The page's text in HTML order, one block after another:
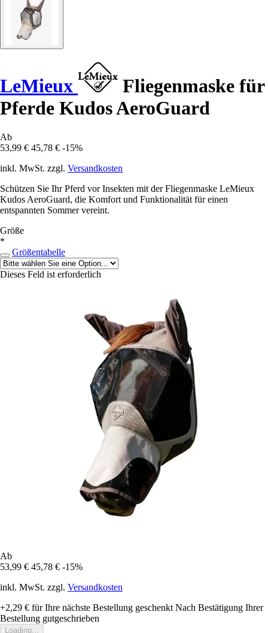
LeMieux
Fliegenmaske für
Pferde Kudos AeroGuard
Ab
53,99 € 45,78 € -15%
inkl. MwSt. zzgl. Versandkosten
Schützen Sie Ihr Pferd vor Insekten mit der Fliegenmaske LeMieux
Kudos AeroGuard, die Komfort und Funktionalität für einen
entspannten Sommer vereint.
Größe
*
Größentabelle
Dieses Feld ist erforderlich
Ab
53,99 € 45,78 € -15%
inkl. MwSt. zzgl. Versandkosten
+2,29 € für Ihre nächste Bestellung geschenkt Nach Bestätigung Ihrer
Bestellung gutgeschrieben
Loading...